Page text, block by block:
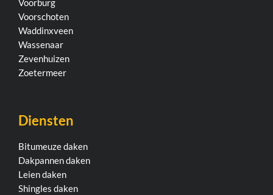
Voorschoten
Waddinxveen
Wassenaar
Zevenhuizen
Zoetermeer
Diensten
Bitumeuze daken
Dakpannen daken
Leien daken
Shingles daken